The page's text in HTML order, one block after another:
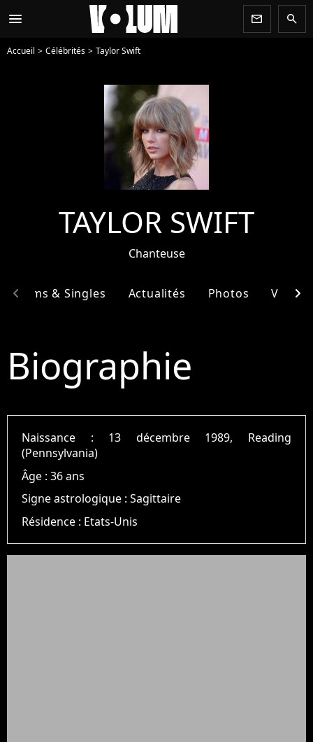
menu newsletter search
Accueil Célébrités Taylor Swift
TAYLOR SWIFT
Chanteuse
Albums & Singles Actualités Photos Vidéos
chevron_left chevron_right
Biographie
Naissance : 13 décembre 1989, Reading
(Pennsylvania)
Âge :36 ans
Signe astrologique :Sagittaire
Résidence : Etats-Unis